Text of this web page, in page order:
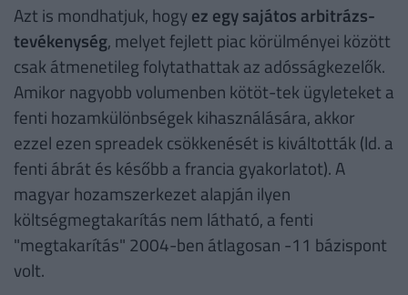
Azt is mondhatjuk, hogyez egy sajátos arbitrázs-
tevékenység, melyet fejlett piac körülményei között
csak átmenetileg folytathattak az adósságkezelők.
Amikor nagyobb volumenben kötöt-tek ügyleteket a
fenti hozamkülönbségek kihasználására, akkor
ezzel ezen spreadek csökkenését is kiváltották (ld. a
fenti ábrát és később a francia gyakorlatot). A
magyar hozamszerkezet alapján ilyen
költségmegtakarítás nem látható, a fenti
"megtakarítás" 2004-ben átlagosan -11 bázispont
volt.